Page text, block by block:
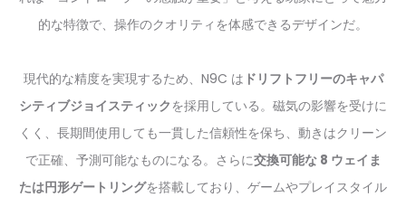
的な特徴で、操作のクオリティを体感できるデザインだ。
現代的な精度を実現するため、N9C は ドリフトフリーのキャパ
シティブジョイスティック を採用している。磁気の影響を受けに
くく、長期間使用しても一貫した信頼性を保ち、動きはクリーン
で正確、予測可能なものになる。さらに交換可能な 8 ウェイま
たは円形ゲートリングを搭載しており、ゲームやプレイスタイル